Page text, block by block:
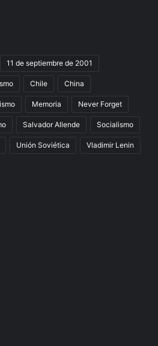
11 de septiembre de 2001
Chile China
Memoria Never Forget
Salvador Allende Socialismo
Unión Soviética Vladimir Lenin